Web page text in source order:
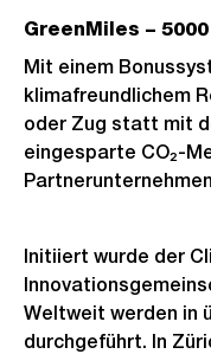
GreenMiles –
Mit einem
klimafreundlichem
oder Zug statt mit
eingesparte CO₂-
Initiiert wurde der
Weltweit werden in
durchgeführt. In